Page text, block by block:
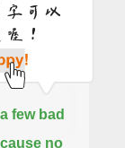
few bad
no